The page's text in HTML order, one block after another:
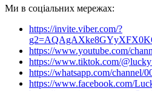
Ми в соціальних мережах:
https://invite.viber.com/?
https://www.youtube.com/
https://www.tiktok.com/
https://whatsapp.com/
https://www.facebook.com/